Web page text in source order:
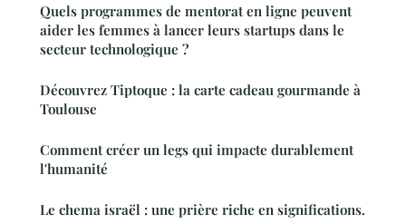
Quels programmes de mentorat en ligne peuvent
aider les femmes à lancer leurs startups dans le
secteur technologique ?
Découvrez Tiptoque : la carte cadeau gourmande à
Toulouse
Comment créer un legs qui impacte durablement
l'humanité
Le chema israël : une prière riche en significations.